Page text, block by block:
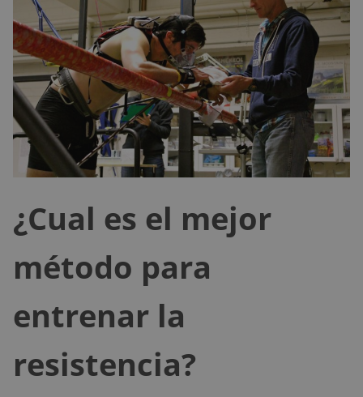
¿Cual es el mejor
método para
entrenar la
resistencia?